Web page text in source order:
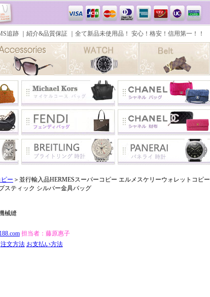
ー ＞並行輸入品HERMESスーパーコピー エルメスケリーウォレットコピー
スティック シルバー金具バッグ
械縫
担当者：藤原惠子
注文方法 お支払い方法